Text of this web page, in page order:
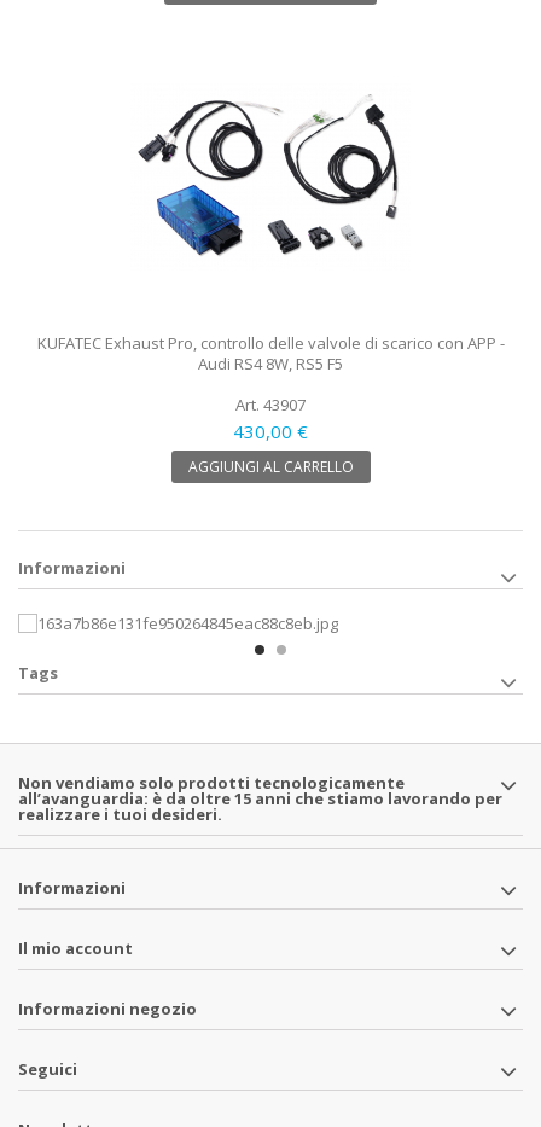
KUFATEC Exhaust Pro, controllo delle valvole di scarico con APP -
Audi RS4 8W, RS5 F5
Art. 43907
430,00 €
AGGIUNGI AL CARRELLO
Informazioni
Tags
Non vendiamo solo prodotti tecnologicamente
all’avanguardia: è da oltre 15 anni che stiamo lavorando per
realizzare i tuoi desideri.
Informazioni
Il mio account
Informazioni negozio
Seguici